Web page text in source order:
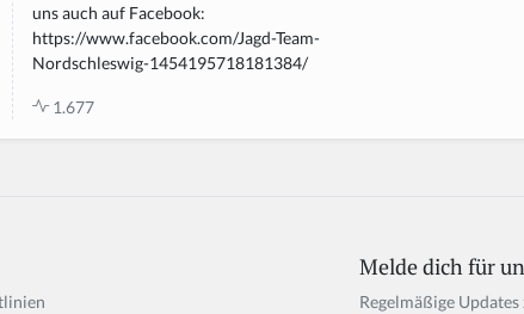
uns auch auf Facebook:
https://www.facebook.com/Jagd-Team-
Nordschleswig-1454195718181384/
1.677
Melde dich für
Regelmäßige